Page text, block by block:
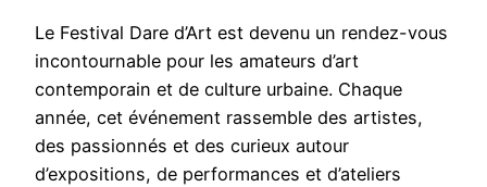
Le Festival Dare d’Art est devenu un rendez-vous
incontournable pour les amateurs d’art
contemporain et de culture urbaine. Chaque
année, cet événement rassemble des artistes,
des passionnés et des curieux autour
d’expositions, de performances et d’ateliers